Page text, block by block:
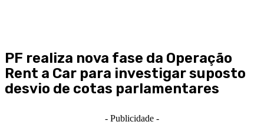
PF realiza nova fase da Operação
Rent a Car para investigar suposto
desvio de cotas parlamentares
- Publicidade -